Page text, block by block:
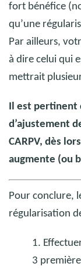
fort bénéfice
qu’une
Par ailleurs,
à dire celui qui
mettrait
Il est
d’ajustement
CARPV, dès
augmente (ou
Pour conclure,
régularisation
1.
3